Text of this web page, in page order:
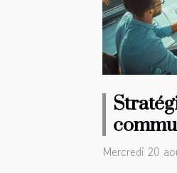
crise
Mercredi 20